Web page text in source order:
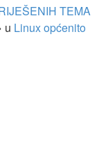
TEMA
u Linux općenito